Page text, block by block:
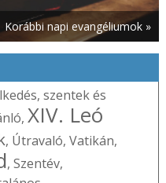
Korábbi napi evangéliumok »
, szentek és
, XIV. Leó
, Útravaló, Vatikán,
, Szentév,